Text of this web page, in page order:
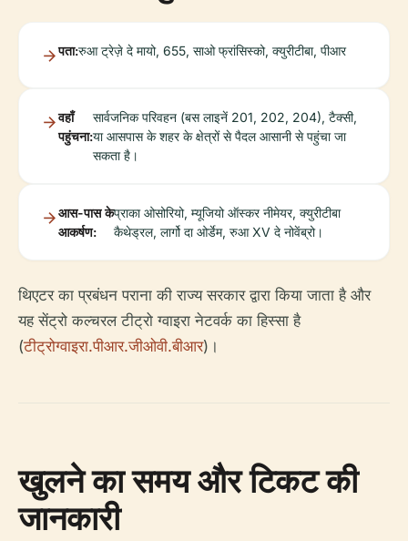
पता:रुआ ट्रेज़े दे मायो, 655, साओ फ्रांसिस्को, क्युरीटीबा, पीआर
वहाँ
पहुंचना:
सार्वजनिक परिवहन (बस लाइनें 201, 202, 204), टैक्सी,
या आसपास के शहर के क्षेत्रों से पैदल आसानी से पहुंचा जा
सकता है।
आस-पास के
आकर्षण:
प्राका ओसोरियो, म्यूजियो ऑस्कर नीमेयर, क्युरीटीबा
कैथेड्रल, लार्गो दा ओर्डेम, रुआ XV दे नोवेंब्रो।
थिएटर का प्रबंधन पराना की राज्य सरकार द्वारा किया जाता है और
यह सेंट्रो कल्चरल टीट्रो ग्वाइरा नेटवर्क का हिस्सा है
(टीट्रोग्वाइरा.पीआर.जीओवी.बीआर)।
खुलने का समय और टिकट की
जानकारी